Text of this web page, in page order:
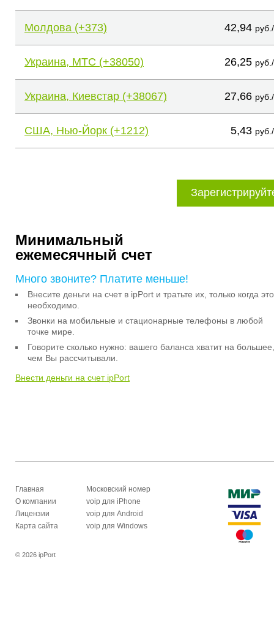
Молдова (+373) 42,94
Украина, МТС (+38050) 26,25
Украина, Киевстар (+38067) 27,66
США, Нью-Йорк (+1212) 5,43
Минимальный
ежемесячный счет
Много звоните? Платите меньше!
Внесите деньги на счет в ipPort и тратьте их, только когда это
необходимо.
Звонки на мобильные и стационарные телефоны в любой
точке мире.
Говорите сколько нужно: вашего баланса хватит на большее,
чем Вы рассчитывали.
Внести деньги на счет ipPort
Главная
О компании
Лицензии
Карта сайта
Московский номер
voip для iPhone
voip для Android
voip для Windows
© 2026 ipPort